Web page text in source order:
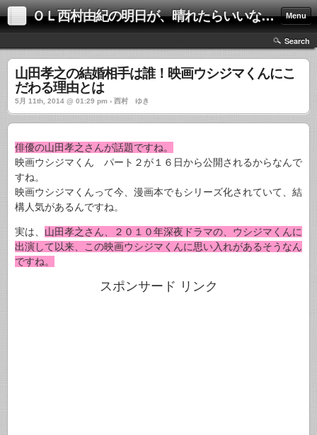
ＯＬ西村由紀の明日が、晴れたらいいな！！ Menu
Search
山田孝之の結婚相手は誰！映画ウシジマくんにこ
だわる理由とは
5月 11th, 2014 @ 01:29 pm › 西村 ゆき
俳優の山田孝之さんが話題ですね。
映画ウシジマくん パート２が１６日から公開されるからなんで
すね。
映画ウシジマくんって今、漫画本でもシリーズ化されていて、結
構人気があるんですね。
実は、 山田孝之さん、２０１０年深夜ドラマの、ウシジマくんに
出演して以来、この映画ウシジマくんに思い入れがあるそうなん
ですね。
スポンサード リンク